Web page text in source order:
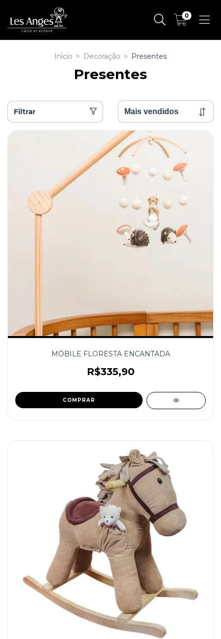
0
Início > Decoração > Presentes
Presentes
Filtrar
MÓBILE FLORESTA ENCANTADA
R$335,90